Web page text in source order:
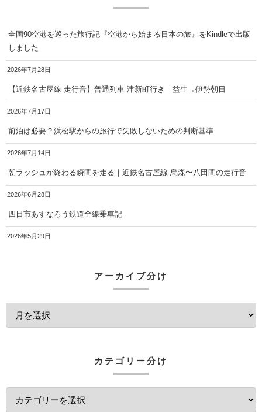
全国90空港を巡った旅行記『空港から始まる日本の旅』をKindleで出版
しました
2026年7月28日
【近鉄名古屋線 走行音】普通列車 津新町行き 益生→伊勢朝日
2026年7月17日
前泊は必要？浜松駅からの旅行で失敗しないための判断基準
2026年7月14日
朝ラッシュが終わる瞬間を走る｜近鉄名古屋線 烏森〜八田間の走行音
2026年6月28日
四日市あすなろう鉄道全線乗車記
2026年5月29日
アーカイブ分け
カテゴリー分け